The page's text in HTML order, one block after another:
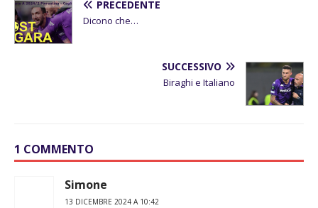
PRECEDENTE
Dicono che…
SUCCESSIVO
Biraghi e Italiano
1 COMMENTO
Simone
13 DICEMBRE 2024 A 10:42